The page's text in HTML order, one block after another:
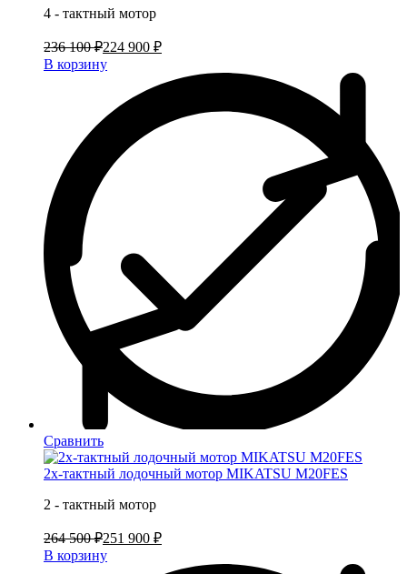
4 - тактный мотор
236 100 ₽224 900 ₽
В корзину
Сравнить
2х-тактный лодочный мотор MIKATSU M20FES
2 - тактный мотор
264 500 ₽251 900 ₽
В корзину